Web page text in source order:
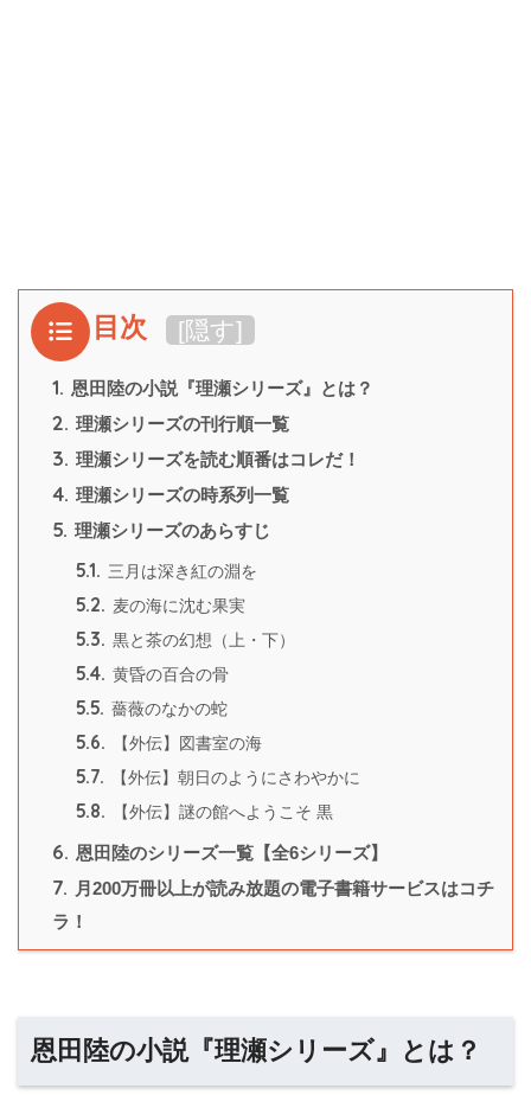
目次 [隠す]
1. 恩田陸の小説『理瀬シリーズ』とは？
2. 理瀬シリーズの刊行順一覧
3. 理瀬シリーズを読む順番はコレだ！
4. 理瀬シリーズの時系列一覧
5. 理瀬シリーズのあらすじ
5.1. 三月は深き紅の淵を
5.2. 麦の海に沈む果実
5.3. 黒と茶の幻想（上・下）
5.4. 黄昏の百合の骨
5.5. 薔薇のなかの蛇
5.6. 【外伝】図書室の海
5.7. 【外伝】朝日のようにさわやかに
5.8. 【外伝】謎の館へようこそ 黒
6. 恩田陸のシリーズ一覧【全6シリーズ】
7. 月200万冊以上が読み放題の電子書籍サービスはコチ
ラ！
恩田陸の小説『理瀬シリーズ』とは？